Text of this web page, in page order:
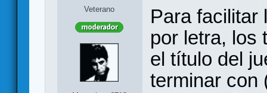
Veterano
Para facilitar
por letra, los
el título del
terminar con